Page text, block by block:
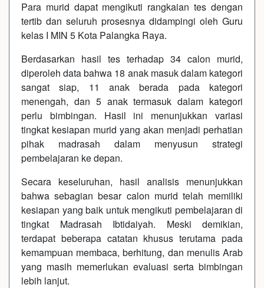
Para murid dapat mengikuti rangkaian tes dengan
tertib dan seluruh prosesnya didampingi oleh Guru
kelas I MIN 5 Kota Palangka Raya.
Berdasarkan hasil tes terhadap 34 calon murid,
diperoleh data bahwa 18 anak masuk dalam kategori
sangat siap, 11 anak berada pada kategori
menengah, dan 5 anak termasuk dalam kategori
perlu bimbingan. Hasil ini menunjukkan variasi
tingkat kesiapan murid yang akan menjadi perhatian
pihak madrasah dalam menyusun strategi
pembelajaran ke depan.
Secara keseluruhan, hasil analisis menunjukkan
bahwa sebagian besar calon murid telah memiliki
kesiapan yang baik untuk mengikuti pembelajaran di
tingkat Madrasah Ibtidaiyah. Meski demikian,
terdapat beberapa catatan khusus terutama pada
kemampuan membaca, berhitung, dan menulis Arab
yang masih memerlukan evaluasi serta bimbingan
lebih lanjut.